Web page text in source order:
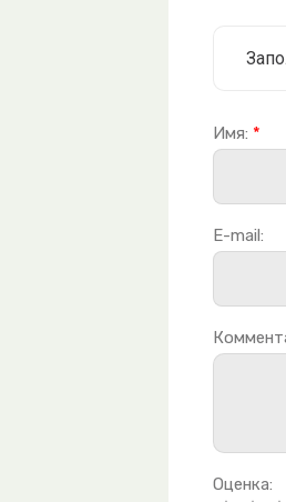
Имя: *
E-mail:
Оценка: